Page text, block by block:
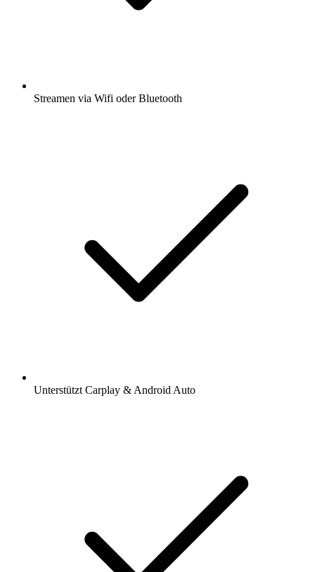
Streamen via Wifi oder Bluetooth
Unterstützt Carplay & Android Auto